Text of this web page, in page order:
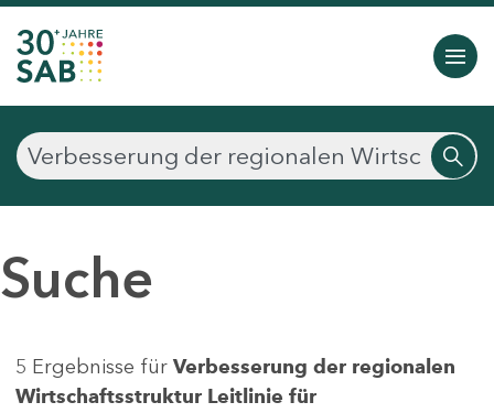
Suche
5 Ergebnisse für Verbesserung der regionalen
Wirtschaftsstruktur Leitlinie für